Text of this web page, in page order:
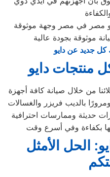
مصر في مصر وجهة موثوقة
موثوقة بجودة عالية
كل جديد عن دايو
منتجات دايو
من خلال صيانة كافة أجهزة
ومرورًا بالديب فريزر والغسالات
حديثة وممارسات احترافية
الحل الأمثل